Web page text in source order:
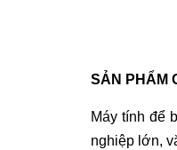
SẢN PHẨM
Máy tính để
nghiệp lớn,